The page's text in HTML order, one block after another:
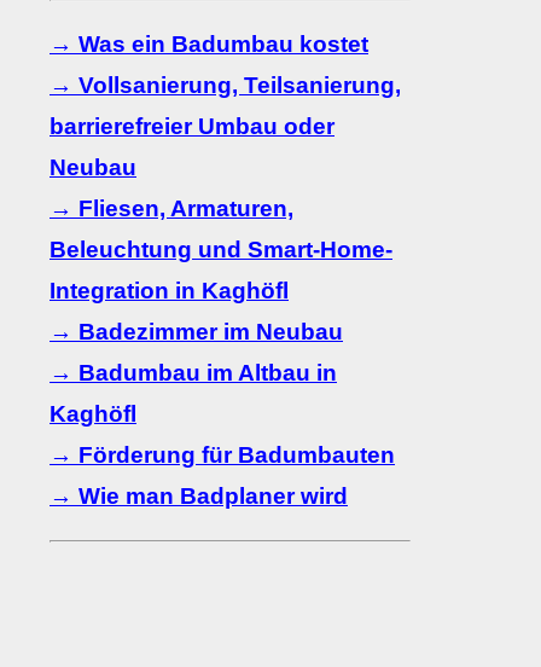
→ Was ein Badumbau kostet
→ Vollsanierung, Teilsanierung,
barrierefreier Umbau oder
Neubau
→ Fliesen, Armaturen,
Beleuchtung und Smart-Home-
Integration in Kaghöfl
→ Badezimmer im Neubau
→ Badumbau im Altbau in
Kaghöfl
→ Förderung für Badumbauten
→ Wie man Badplaner wird